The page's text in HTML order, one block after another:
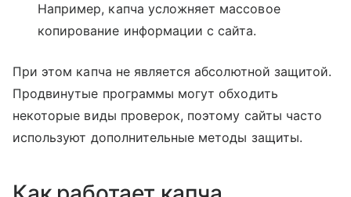
Например, капча усложняет массовое
копирование информации с сайта.
При этом капча не является абсолютной защитой.
Продвинутые программы могут обходить
некоторые виды проверок, поэтому сайты часто
используют дополнительные методы защиты.